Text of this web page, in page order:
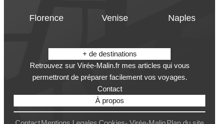
Florence Venise Naples
+ de destinations
Retrouvez sur Virée-Malin.fr mes articles qui vous
permettront de préparer facilement vos voyages.
Contact
À propos